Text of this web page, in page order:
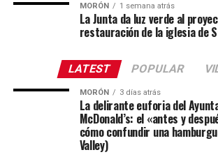
MORÓN 1 semana atrás
La Junta da luz verde al
restauración de la iglesia de
LATEST POPULAR
MORÓN 3 días atrás
La delirante euforia del
McDonald’s: el «antes y
cómo confundir una
Valley)